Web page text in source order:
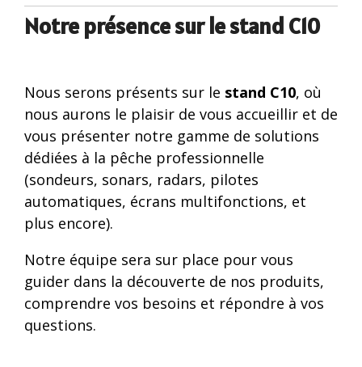
Notre présence sur le stand C10
Nous serons présents sur le stand C10, où
nous aurons le plaisir de vous accueillir et de
vous présenter notre gamme de solutions
dédiées à la pêche professionnelle
(sondeurs, sonars, radars, pilotes
automatiques, écrans multifonctions, et
plus encore).
Notre équipe sera sur place pour vous
guider dans la découverte de nos produits,
comprendre vos besoins et répondre à vos
questions.